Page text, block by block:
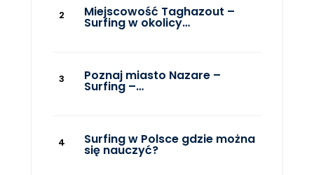
Miejscowość Taghazout –
Surfing w okolicy…
Poznaj miasto Nazare –
Surfing –…
Surfing w Polsce gdzie można
się nauczyć?